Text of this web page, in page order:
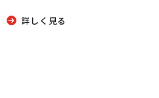
詳しく見る